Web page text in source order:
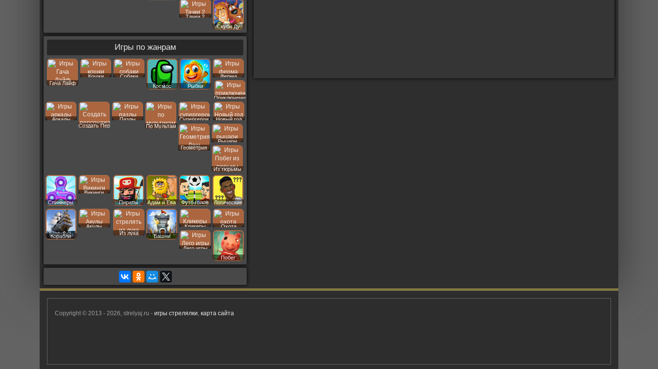
Тачки 2
Скуби Ду
Игры по жанрам
Гача Лайф
Кошки
Собаки
Космос
Рыбки
Ферма
Приключения
Аркады
Создать Пер
Пазлы
По Мультам
Супергерои Новый год
Геометрия
Рыцари
Из тюрьмы
Спиннеры
Викинги
Пираты
Адам и Ева Футб голов Логические
Корабли
Акулы
Из лука
Башни
Кликеры Охота
Лего игры
Побег
Copyright © 2013 - 2026, strelyaj.ru - игры стрелялки, карта сайта